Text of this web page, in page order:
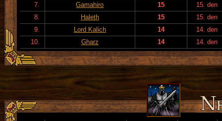
7.
Gamahiro 15
15. den
8.
Haleth 15
15. den
9.
Lord Kalich 14
14. den
10.
Gharz 14 14. den